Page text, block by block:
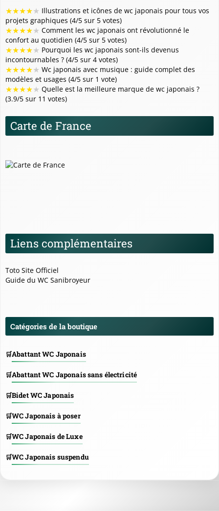
★★★★★ Illustrations et icônes de wc japonais pour tous vos
projets graphiques (4/5 sur 5 votes)
★★★★★ Comment les wc japonais ont révolutionné le
confort au quotidien (4/5 sur 5 votes)
★★★★★ Pourquoi les wc japonais sont-ils devenus
incontournables ? (4/5 sur 4 votes)
★★★★★ Wc japonais avec musique : guide complet des
modèles et usages (4/5 sur 1 vote)
★★★★★ Quelle est la meilleure marque de wc japonais ?
(3.9/5 sur 11 votes)
Carte de France
Liens complémentaires
Toto Site Officiel
Guide du WC Sanibroyeur
Catégories de la boutique
Abattant WC Japonais
Abattant WC Japonais sans électricité
Bidet WC Japonais
WC Japonais à poser
WC Japonais de Luxe
WC Japonais suspendu